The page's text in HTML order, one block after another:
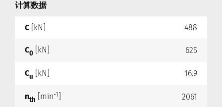
计算数据
C [kN] 488
C0 [kN] 625
Cu [kN] 16.9
nth [min-1 2061